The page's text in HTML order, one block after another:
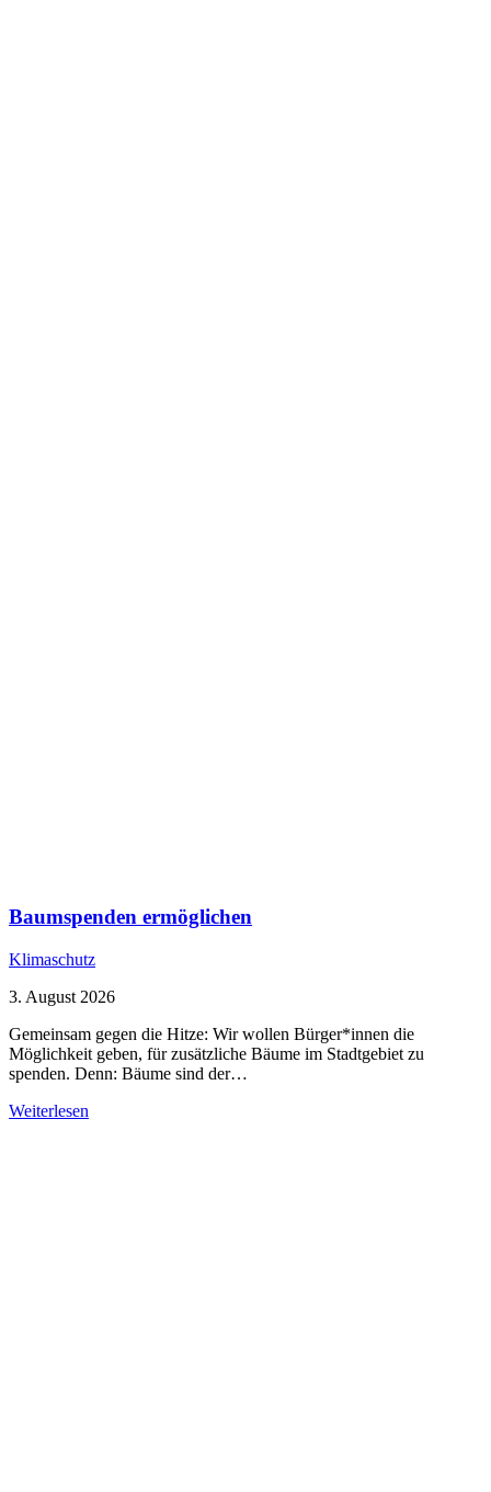
Baumspenden ermöglichen
Klimaschutz
3. August 2026
Gemeinsam gegen die Hitze: Wir wollen Bürger*innen die
Möglichkeit geben, für zusätzliche Bäume im Stadtgebiet zu
spenden. Denn: Bäume sind der…
Weiterlesen